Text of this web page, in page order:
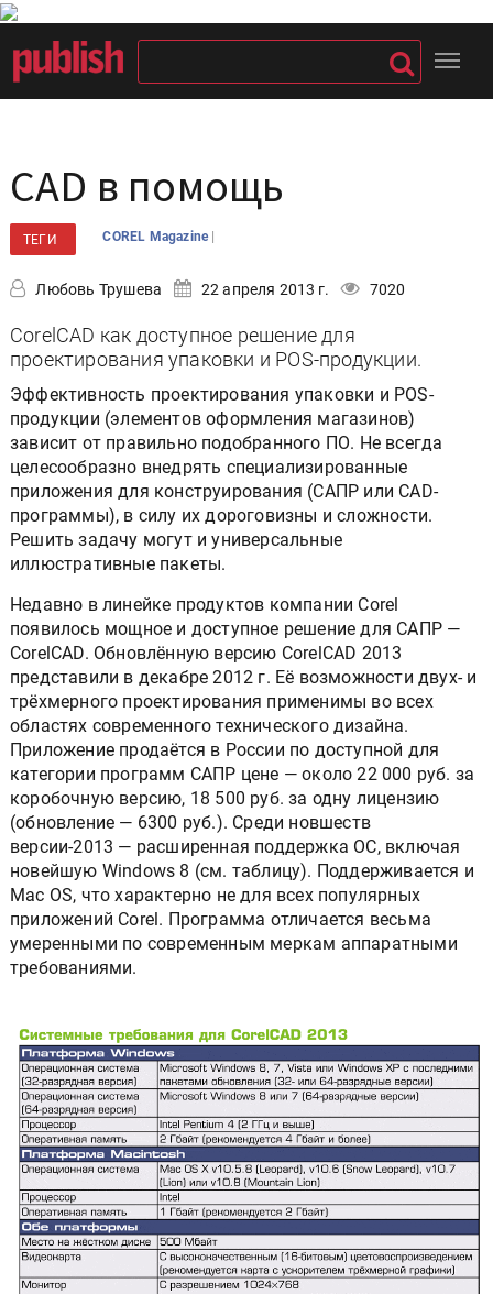
CAD в помощь
ТЕГИ COREL Magazine |
Любовь Трушева 22 апреля 2013 г. 7020
CorelCAD как доступное решение для
проектирования упаковки и POS-продукции.
Эффективность проектирования упаковки и POS-
продукции (элементов оформления магазинов)
зависит от правильно подобранного ПО. Не всегда
целесообразно внедрять специализированные
приложения для конструирования (САПР или CAD-
программы), в силу их дороговизны и сложности.
Решить задачу могут и универсальные
иллюстративные пакеты.
Недавно в линейке продуктов компании Corel
появилось мощное и доступное решение для САПР —
CorelCAD. Обновлённую версию CorelCAD 2013
представили в декабре 2012 г. Её возможности двух- и
трёхмерного проектирования применимы во всех
областях современного технического дизайна.
Приложение продаётся в России по доступной для
категории программ САПР цене — около 22 000 руб. за
коробочную версию, 18 500 руб. за одну лицензию
(обновление — 6300 руб.). Среди новшеств
версии-2013 — расширенная поддержка ОС, включая
новейшую Windows 8 (см. таблицу). Поддерживается и
Mac OS, что характерно не для всех популярных
приложений Corel. Программа отличается весьма
умеренными по современным меркам аппаратными
требованиями.